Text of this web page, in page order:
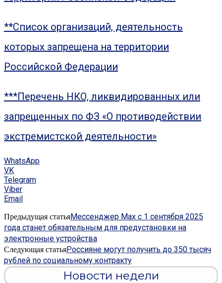
**Список организаций, деятельность
которых запрещена на территории
Российской Федерации
***Перечень НКО, ликвидированных или
запрещенных по ФЗ «О противодействии
экстремистской деятельности»
WhatsApp
VK
Telegram
Viber
Email
Предыдущая статьяМессенджер Max с 1 сентября 2025
года станет обязательным для предустановки на
электронные устройства
Следующая статьяРоссияне могут получить до 350 тысяч
рублей по социальному контракту
Новости недели